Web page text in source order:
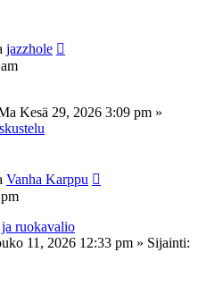
jazzhole
Kesä 29, 2026 3:09 pm »
Vanha Karppu
ruokavalio
11, 2026 12:33 pm » Sijainti: